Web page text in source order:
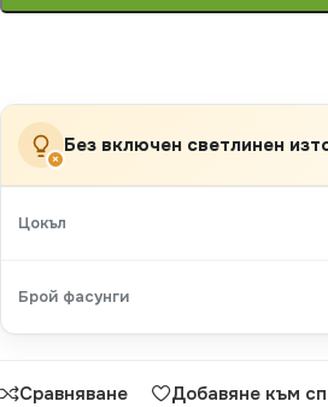
×
Без включен светлинен
Цокъл
Брой фасунги
Сравняване Добавяне към